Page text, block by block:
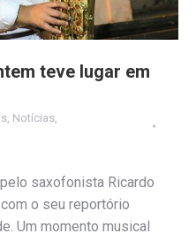
teve lugar em
Notícias
saxofonista Ricardo
o seu reportório
Um momento musical